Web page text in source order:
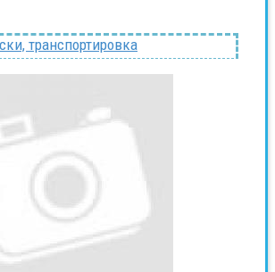
транспортировка